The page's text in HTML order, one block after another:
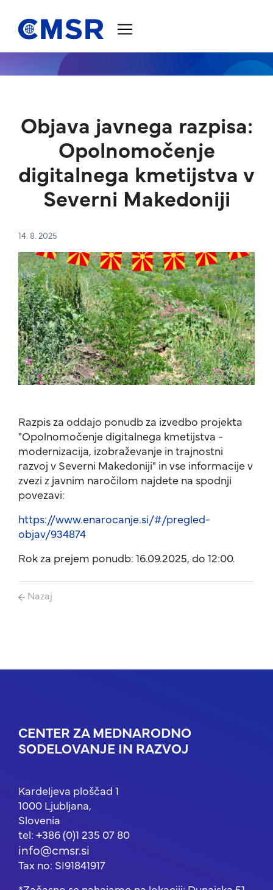
Objava javnega razpisa:
Opolnomočenje
digitalnega kmetijstva v
Severni Makedoniji
14. 8. 2025
Razpis za oddajo ponudb za izvedbo projekta
"Opolnomočenje digitalnega kmetijstva -
modernizacija, izobraževanje in trajnostni
razvoj v Severni Makedoniji" in vse informacije v
zvezi z javnim naročilom najdete na spodnji
povezavi:
https://www.enarocanje.si/#/pregled-
objav/934874
Rok za prejem ponudb: 16.09.2025, do 12:00.
Nazaj
CENTER ZA MEDNARODNO
SODELOVANJE IN RAZVOJ
Kardeljeva ploščad 1
1000 Ljubljana,
Slovenia
tel: +386 (0)1 235 07 80
info@cmsr.si
Tax no: SI91841917